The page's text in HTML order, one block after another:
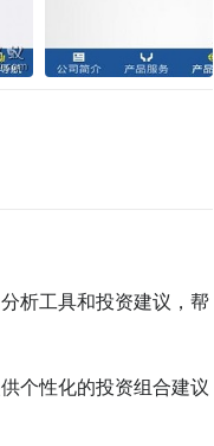
析工具和投资建议，帮
个性化的投资组合建议